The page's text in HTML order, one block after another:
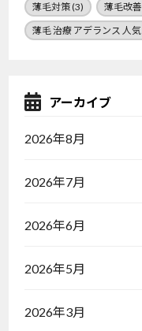
薄毛対策(3) 薄毛改善
薄毛 治療 アデランス 人気
アーカイブ
2026年8月
2026年7月
2026年6月
2026年5月
2026年3月